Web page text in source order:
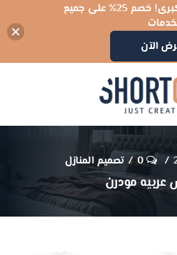
0 تصميم المنازل
عربيه مودرن
لا تفوتك العروض الكبرى! خصم 25% على جميع
الآن